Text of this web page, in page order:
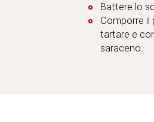
Battere lo
Comporre il
tartare e
saraceno.